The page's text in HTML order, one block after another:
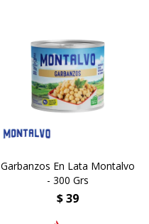
Garbanzos En Lata Montalvo
- 300 Grs
$39